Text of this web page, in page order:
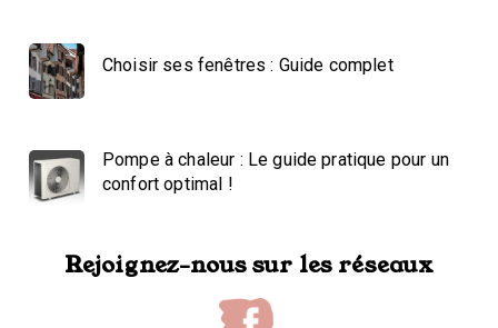
Choisir ses fenêtres : Guide complet
Pompe à chaleur : Le guide pratique pour un
confort optimal !
Rejoignez-nous sur les réseaux